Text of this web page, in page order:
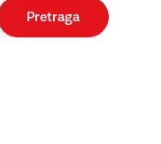
Pretraga